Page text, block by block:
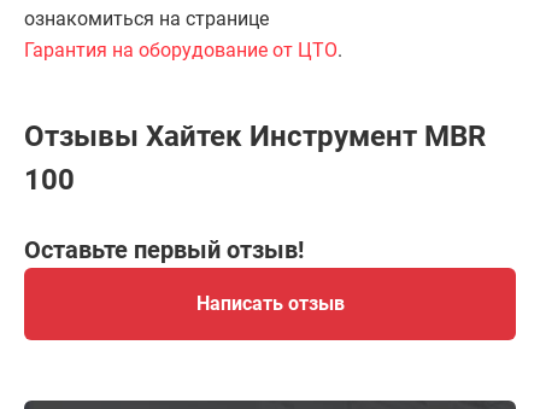
ознакомиться на странице
Гарантия на оборудование от ЦТО.
Отзывы Хайтек Инструмент MBR
100
Оставьте первый отзыв!
Написать отзыв